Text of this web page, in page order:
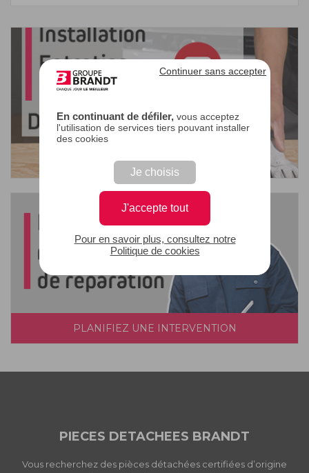
En continuant de défiler,vous acceptez
l'utilisation de services tiers pouvant installer
des cookies
Je choisis
J'accepte tout
Continuer sans accepter
Pour en savoir plus, consultez notre
Politique de cookies
PLANIFIEZ UNE INTERVENTION
PIECES DETACHEES BRANDT
Vous recherchez des pièces détachées certifiées d’origine